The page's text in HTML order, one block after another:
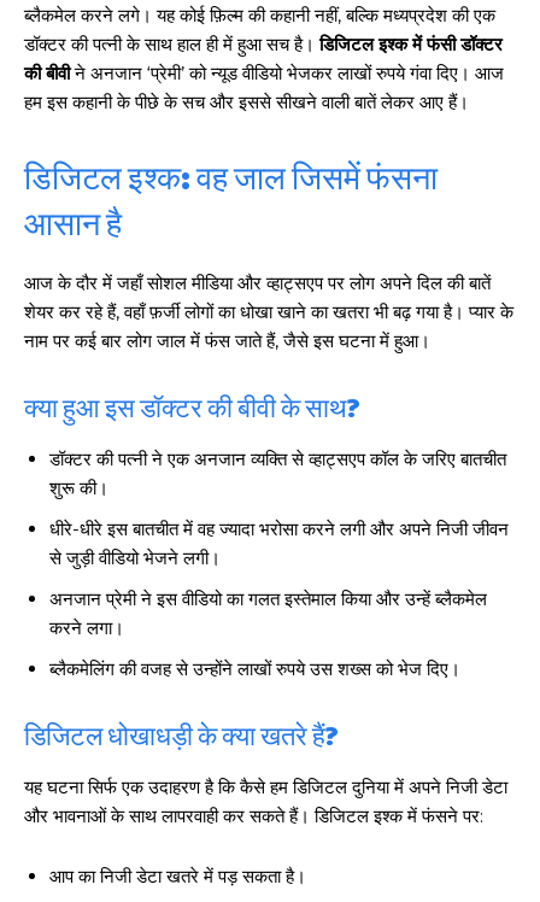
ब्लैकमेल करने लगे। यह कोई फ़िल्म की कहानी नहीं, बल्कि मध्यप्रदेश की एक
डॉक्टर की पत्नी के साथ हाल ही में हुआ सच है।डिजिटल इश्क में फंसी डॉक्टर
की बीवीने अनजान ‘प्रेमी’ को न्यूड वीडियो भेजकर लाखों रुपये गंवा दिए। आज
हम इस कहानी के पीछे के सच और इससे सीखने वाली बातें लेकर आए हैं।
डिजिटल इश्क: वह जाल जिसमें फंसना
आसान है
आज के दौर में जहाँ सोशल मीडिया और व्हाट्सएप पर लोग अपने दिल की बातें
शेयर कर रहे हैं, वहाँ फ़र्जी लोगों का धोखा खाने का खतरा भी बढ़ गया है। प्यार के
नाम पर कई बार लोग जाल में फंस जाते हैं, जैसे इस घटना में हुआ।
क्या हुआ इस डॉक्टर की बीवी के साथ?
डॉक्टर की पत्नी ने एक अनजान व्यक्ति से व्हाट्सएप कॉल के जरिए बातचीत
शुरू की।
धीरे-धीरे इस बातचीत में वह ज्यादा भरोसा करने लगी और अपने निजी जीवन
से जुड़ी वीडियो भेजने लगी।
अनजान प्रेमी ने इस वीडियो का गलत इस्तेमाल किया और उन्हें ब्लैकमेल
करने लगा।
ब्लैकमेलिंग की वजह से उन्होंने लाखों रुपये उस शख्स को भेज दिए।
डिजिटल धोखाधड़ी के क्या खतरे हैं?
यह घटना सिर्फ एक उदाहरण है कि कैसे हम डिजिटल दुनिया में अपने निजी डेटा
और भावनाओं के साथ लापरवाही कर सकते हैं। डिजिटल इश्क में फंसने पर:
आप का निजी डेटा खतरे में पड़ सकता है।